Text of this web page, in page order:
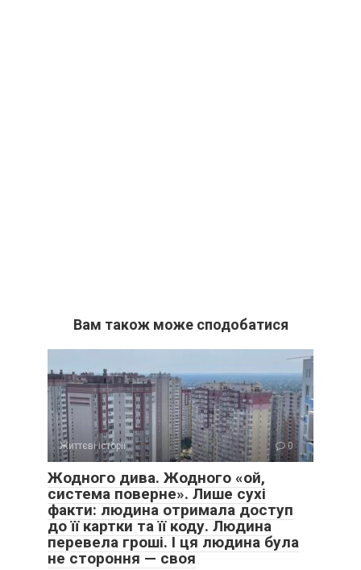
Вам також може сподобатися
Життєві історії 0
Жодного дива. Жодного «ой,
система поверне». Лише сухі
факти: людина отримала доступ
до її картки та її коду. Людина
перевела гроші. І ця людина була
не стороння — своя